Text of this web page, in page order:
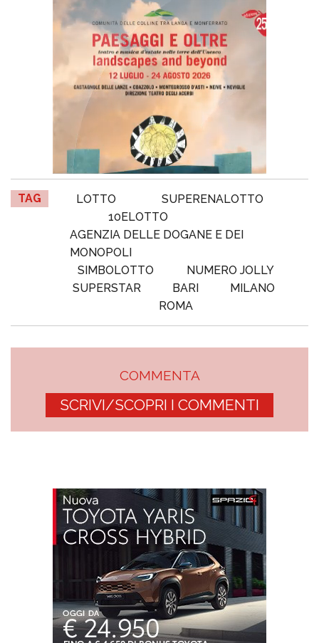
TAG LOTTO
SUPERENALOTTO
10ELOTTO
AGENZIA DELLE DOGANE E DEI
MONOPOLI
SIMBOLOTTO
NUMERO JOLLY
SUPERSTAR
BARI
MILANO
ROMA
COMMENTA
SCRIVI/SCOPRI I COMMENTI